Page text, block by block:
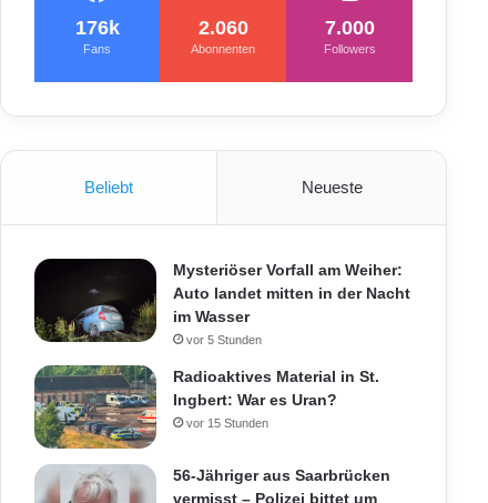
176k
Fans
2.060
Abonnenten
7.000
Followers
Beliebt Neueste
Mysteriöser Vorfall am Weiher:
Auto landet mitten in der Nacht
im Wasser
vor 5 Stunden
Radioaktives Material in St.
Ingbert: War es Uran?
vor 15 Stunden
56-Jähriger aus Saarbrücken
vermisst – Polizei bittet um